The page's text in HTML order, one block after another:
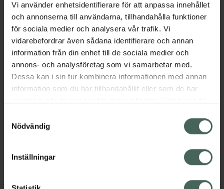
Vi använder enhetsidentifierare för att anpassa innehållet
och annonserna till användarna, tillhandahålla funktioner
för sociala medier och analysera vår trafik. Vi
vidarebefordrar även sådana identifierare och annan
information från din enhet till de sociala medier och
annons- och analysföretag som vi samarbetar med.
Dessa kan i sin tur kombinera informationen med annan
information som du har tillhandahållit eller som de har
återkalla ditt samtycke via webbplatsens
cookieinställningar. Ett återkallat samtycke påverkar inte
lagligheten av behandling som skett innan återkallelsen.
Nödvändig
Inställningar
Beskrivning Dölj
Läs alltid bipacksedeln innan
användning.
EAN:
07046265482956